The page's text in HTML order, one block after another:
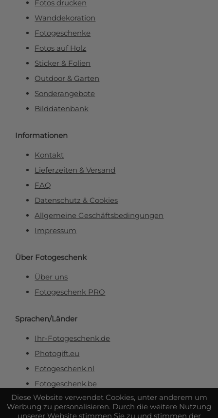
Diese Website verwendet Cookies, unter anderem um
Werbung zu personalisieren. Durch die weitere Nutzung
unserer Website stimmen Sie zu und stimmen der
Fotos drucken
Wanddekoration
Fotogeschenke
Fotos auf Holz
Sticker & Folien
Outdoor & Garten
Sonderangebote
Bilddatenbank
Informationen
Kontakt
Lieferzeiten & Versand
FAQ
Datenschutz & Cookies
Allgemeine Geschäftsbedingungen
Impressum
Über Fotogeschenk
Über uns
Fotogeschenk PRO
Sprachen/Länder
Ihr-Fotogeschenk.de
Photogift.eu
Fotogeschenk.nl
Fotogeschenk.be
Sicher & zuverlässig bezahlen